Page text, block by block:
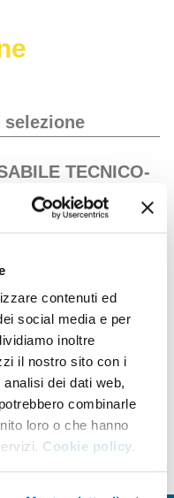
contenuti ed
social media e per
inoltre
il nostro sito con i
dei dati web,
combinarle
loro o che hanno
Cookie policy.
TECNICO-
PER
2026